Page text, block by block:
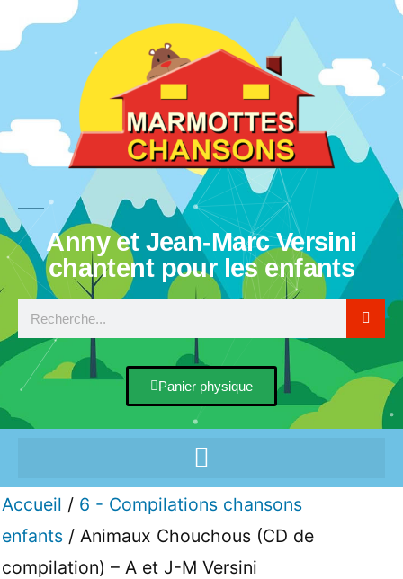
Anny et Jean-Marc Versini
chantent pour les enfants
Panier physique
Accueil / 6 - Compilations chansons
enfants / Animaux Chouchous (CD de
compilation) – A et J-M Versini